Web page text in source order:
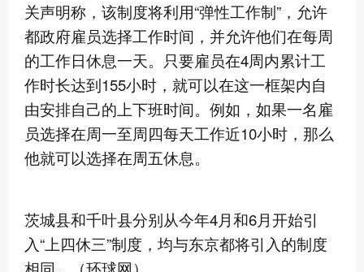
关声明称，该制度将利用“弹性工作制”，允许
都政府雇员选择工作时间，并允许他们在每周
的工作日休息一天。只要雇员在4周内累计工
作时长达到155小时，就可以在这一框架内自
由安排自己的上下班时间。例如，如果一名雇
员选择在周一至周四每天工作近10小时，那么
他就可以选择在周五休息。
茨城县和千叶县分别从今年4月和6月开始引
入“上四休三”制度，均与东京都将引入的制度